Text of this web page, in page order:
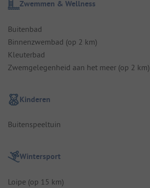
Zwemmen & Wellness
Buitenbad
Binnenzwembad (op 2 km)
Kleuterbad
Zwemgelegenheid aan het meer (op 2 km)
Kinderen
Buitenspeeltuin
Wintersport
Loipe (op 15 km)